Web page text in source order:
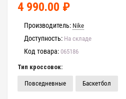
4 990.00 ₽
Производитель: Nike
Доступность: На складе
Код товара: 065186
Тип кроссовок:
Повседневные Баскетбол